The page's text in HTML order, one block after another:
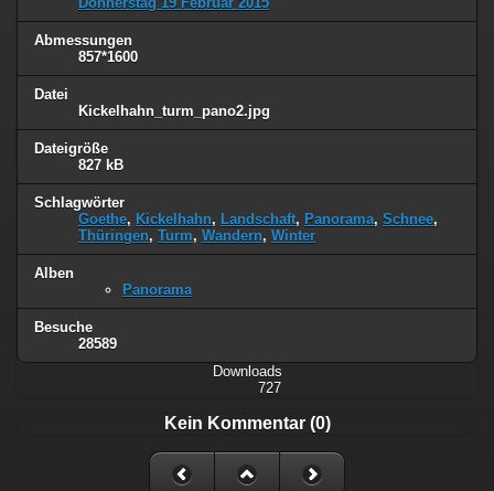
Abmessungen
857*1600
Datei
Kickelhahn_turm_pano2.jpg
Dateigröße
827 kB
Schlagwörter
Goethe, Kickelhahn, Landschaft, Panorama, Schnee,
Thüringen, Turm, Wandern, Winter
Alben
Panorama
Besuche
28589
Downloads
727
Kein Kommentar (0)